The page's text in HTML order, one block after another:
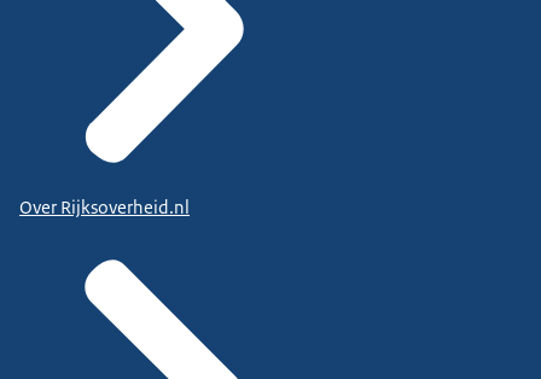
Over Rijksoverheid.nl